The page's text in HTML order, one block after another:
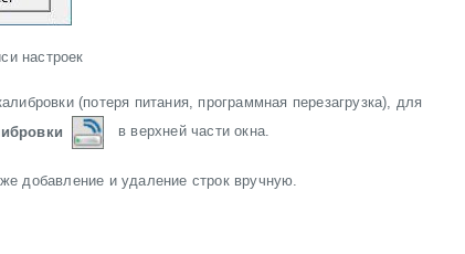
настроек
(потеря питания, программная перезагрузка), для
в верхней части окна.
добавление и удаление строк вручную.